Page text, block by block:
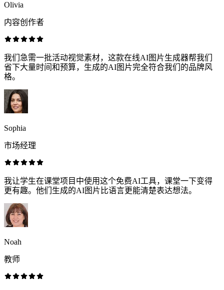
Olivia
内容创作者
我们急需一批活动视觉素材，这款在线AI图片生成器帮我们
省下大量时间和预算，生成的AI图片完全符合我们的品牌风
格。
Sophia
市场经理
我让学生在课堂项目中使用这个免费AI工具，课堂一下变得
更有趣。他们生成的AI图片比语言更能清楚表达想法。
Noah
教师